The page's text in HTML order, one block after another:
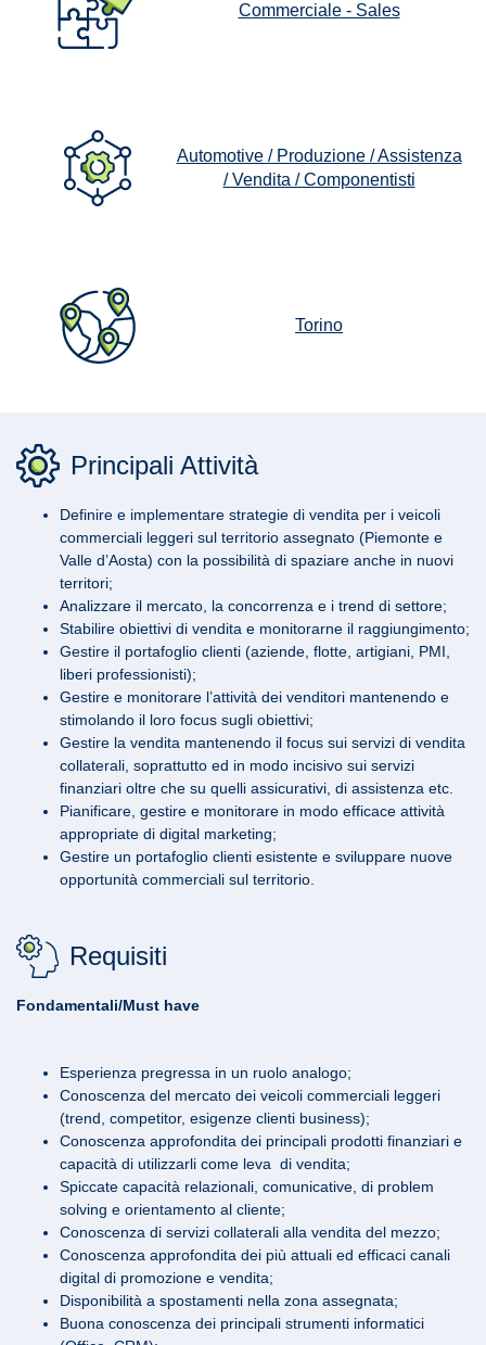
Commerciale - Sales
Automotive / Produzione / Assistenza
/ Vendita / Componentisti
Torino
Principali Attività
Definire e implementare strategie di vendita per i veicoli
commerciali leggeri sul territorio assegnato (Piemonte e
Valle d’Aosta) con la possibilità di spaziare anche in nuovi
territori;
Analizzare il mercato, la concorrenza e i trend di settore;
Stabilire obiettivi di vendita e monitorarne il raggiungimento;
Gestire il portafoglio clienti (aziende, flotte, artigiani, PMI,
liberi professionisti);
Gestire e monitorare l’attività dei venditori mantenendo e
stimolando il loro focus sugli obiettivi;
Gestire la vendita mantenendo il focus sui servizi di vendita
collaterali, soprattutto ed in modo incisivo sui servizi
finanziari oltre che su quelli assicurativi, di assistenza etc.
Pianificare, gestire e monitorare in modo efficace attività
appropriate di digital marketing;
Gestire un portafoglio clienti esistente e sviluppare nuove
opportunità commerciali sul territorio.
Requisiti
Fondamentali/Must have
Esperienza pregressa in un ruolo analogo;
Conoscenza del mercato dei veicoli commerciali leggeri
(trend, competitor, esigenze clienti business);
Conoscenza approfondita dei principali prodotti finanziari e
capacità di utilizzarli come leva di vendita;
Spiccate capacità relazionali, comunicative, di problem
solving e orientamento al cliente;
Conoscenza di servizi collaterali alla vendita del mezzo;
Conoscenza approfondita dei più attuali ed efficaci canali
digital di promozione e vendita;
Disponibilità a spostamenti nella zona assegnata;
Buona conoscenza dei principali strumenti informatici